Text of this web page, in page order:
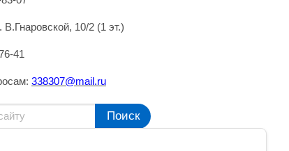
В.Гнаровской, 10/2 (1 эт.)
41
338307@mail.ru
Поиск